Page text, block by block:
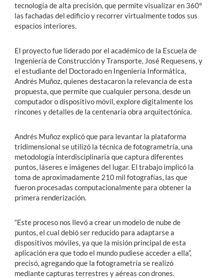
tecnología de alta precisión, que permite visualizar en 360°
las fachadas del edificio y recorrer virtualmente todos sus
espacios interiores.
El proyecto fue liderado por el académico de la Escuela de
Ingeniería de Construcción y Transporte, José Requesens, y
el estudiante del Doctorado en Ingeniería Informática,
Andrés Muñoz, quienes destacaron la relevancia de esta
propuesta, que permite que cualquier persona, desde un
computador o dispositivo móvil, explore digitalmente los
rincones y detalles de la centenaria obra arquitectónica.
Andrés Muñoz explicó que para levantar la plataforma
tridimensional se utilizó la técnica de fotogrametría, una
metodología interdisciplinaria que captura diferentes
puntos, láseres e imágenes del lugar. El trabajo implicó la
toma de aproximadamente 210 mil fotografías, las que
fueron procesadas computacionalmente para obtener la
primera renderización.
“Este proceso nos llevó a crear un modelo de nube de
puntos, el cual debió ser reducido para adaptarse a
dispositivos móviles, ya que la misión principal de esta
aplicación era que todo el mundo pudiese acceder a ella”,
precisó, agregando que la fotogrametría se realizó
mediante capturas terrestres y aéreas con drones.